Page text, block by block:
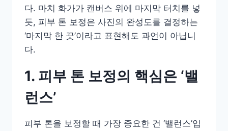
다. 마치 화가가 캔버스 위에 마지막 터치를 넣
듯, 피부 톤 보정은 사진의 완성도를 결정하는
‘마지막 한 끗’이라고 표현해도 과언이 아닙니
다.
1. 피부 톤 보정의 핵심은 ‘밸
런스’
피부 톤을 보정할 때 가장 중요한 건 ‘밸런스’입